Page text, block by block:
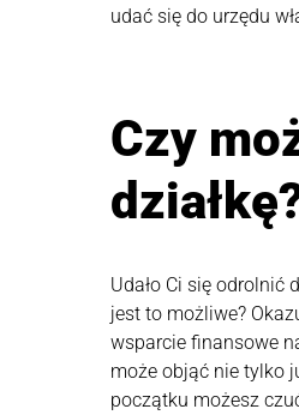
udać się do urzędu
Czy
Udało Ci się odrolnić
jest to możliwe?
wsparcie finansowe
może objąć nie tylko
początku możesz